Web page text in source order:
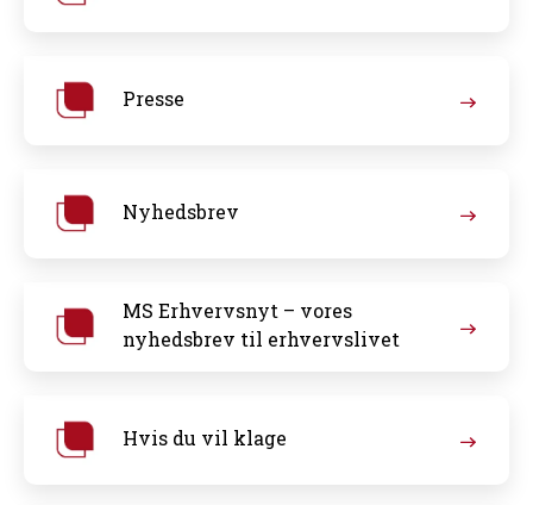
Presse
Nyhedsbrev
MS Erhvervsnyt – vores
nyhedsbrev til erhvervslivet
Hvis du vil klage